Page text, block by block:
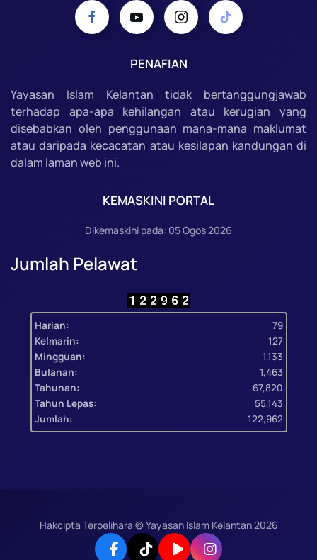
PENAFIAN
Yayasan Islam Kelantan tidak bertanggungjawab
terhadap apa-apa kehilangan atau kerugian yang
disebabkan oleh penggunaan mana-mana maklumat
atau daripada kecacatan atau kesilapan kandungan di
dalam laman web ini.
KEMASKINI PORTAL
Dikemaskini pada: 05 Ogos 2026
Jumlah Pelawat
Harian:
79
Kelmarin:
127
Mingguan:
1,133
Bulanan:
1,463
Tahunan:
67,820
Tahun Lepas:
55,143
Jumlah:
122,962
Hakcipta Terpelihara © Yayasan Islam Kelantan2026